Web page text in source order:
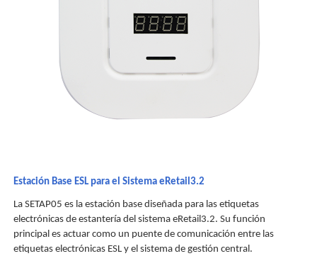
Estación Base ESL para el Sistema eRetail3.2
La SETAP05 es la estación base diseñada para las etiquetas
electrónicas de estantería del sistema eRetail3.2. Su función
principal es actuar como un puente de comunicación entre las
etiquetas electrónicas ESL y el sistema de gestión central.